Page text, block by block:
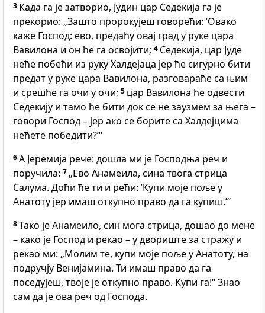
3 Када га је затворио, Јудин цар Седекија га је
прекорио: „Зашто пророкујеш говорећи: ’Овако
каже Господ: ево, предаћу овај град у руке цара
Вавилона и он ће га освојити; 4 Седекија, цар Јуде
неће побећи из руку Халдејаца јер ће сигурно бити
предат у руке цара Вавилона, разговараће са њим
и срешће га очи у очи; 5 цар Вавилона ће одвести
Седекију и тамо ће бити док се не заузмем за њега –
говори Господ – јер ако се борите са Халдејцима
нећете победити?’“
6А Јеремија рече: дошла ми је Господња реч и
поручила: 7 „Ево Анамеила, сина твога стрица
Салума. Доћи ће ти и рећи: ’Купи моје поље у
Анатоту јер имаш откупно право да га купиш.’“
8Тако је Анамеило, син мога стрица, дошао до мене
– како је Господ и рекао – у двориште за стражу и
рекао ми: „Молим те, купи моје поље у Анатоту, на
подручју Венијамина. Ти имаш право да га
поседујеш, твоје је откупно право. Купи га!“ Знао
сам да је ова реч од Господа.